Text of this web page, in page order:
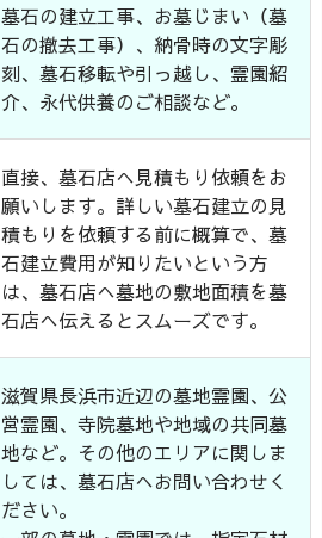
墓石の建立工事、お墓じまい（墓
石の撤去工事）、納骨時の文字彫
刻、墓石移転や引っ越し、霊園紹
介、永代供養のご相談など。
直接、墓石店へ見積もり依頼をお
願いします。詳しい墓石建立の見
積もりを依頼する前に概算で、墓
石建立費用が知りたいという方
は、墓石店へ墓地の敷地面積を墓
石店へ伝えるとスムーズです。
滋賀県長浜市近辺の墓地霊園、公
営霊園、寺院墓地や地域の共同墓
地など。その他のエリアに関しま
しては、墓石店へお問い合わせく
ださい。